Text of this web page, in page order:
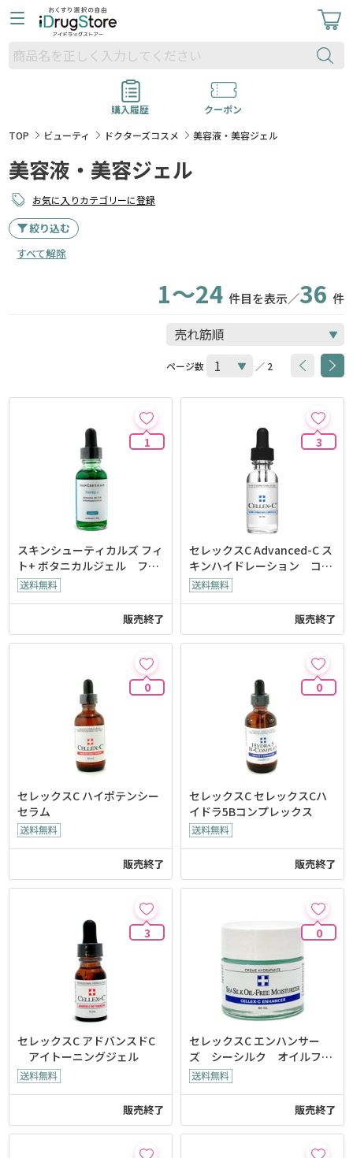
購入履歴
クーポン
TOP
ビューティ ドクターズコスメ 美容液・美容ジェル
美容液・美容ジェル
お気に入りカテゴリーに登録
絞り込む
すべて解除
1～24 件目を表示／36 件
ページ数 ／ 2
1
スキンシューティカルズ フィ
ト+ ボタニカルジェル フォ
ー ハイペリグメンテイショ
ン
販売終了
3
セレックスC Advanced-C ス
キンハイドレーション コン
プレックス
販売終了
0
セレックスC ハイポテンシー
セラム
販売終了
0
セレックスC セレックスCハ
イドラ5Bコンプレックス
販売終了
3
セレックスC アドバンスドC
アイトーニングジェル
販売終了
0
セレックスC エンハンサー
ズ シーシルク オイルフリ
ー モイスチャライザー
販売終了